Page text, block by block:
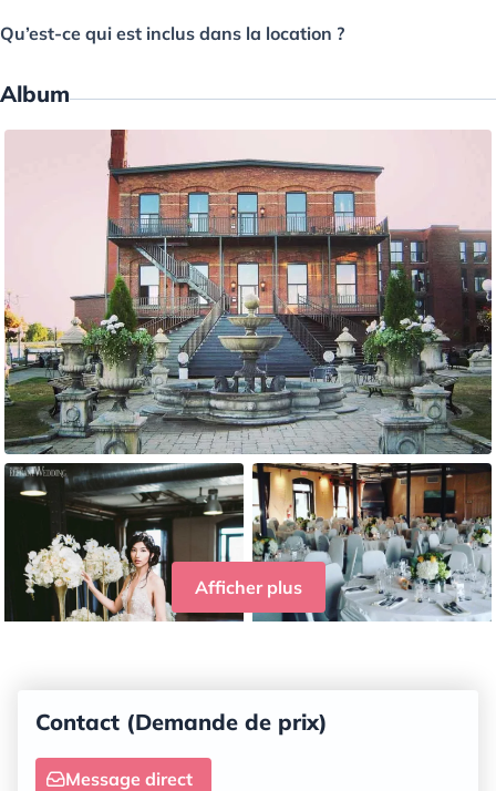
Qu’est-ce qui est inclus dans la location ?
Album
Afficher plus
Contact (Demande de prix)
Message direct